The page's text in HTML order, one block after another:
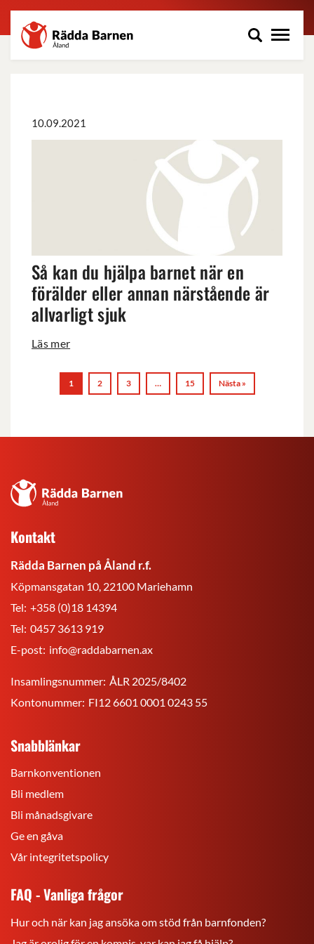
Hoppa
till
huvudinnehåll
Rädda
Barnen
på
10.09.2021
förälder
eller
annan
närstående
är
sjuk
Så kan du hjälpa barnet när en
förälder eller annan närstående är
allvarligt sjuk
Läs mer
1 2 3 … 15 Nästa »
Kontakt
Rädda Barnen på Åland r.f.
Köpmansgatan 10, 22100 Mariehamn
Tel: +358 (0)18 14394
Tel: 0457 3613 919
E-post: info@raddabarnen.ax
Insamlingsnummer: ÅLR 2025/8402
Kontonummer: FI12 6601 0001 0243 55
Snabblänkar
Barnkonventionen
Bli medlem
Bli månadsgivare
Ge en gåva
Vår integritetspolicy
FAQ - Vanliga frågor
Hur och när kan jag ansöka om stöd från barnfonden?